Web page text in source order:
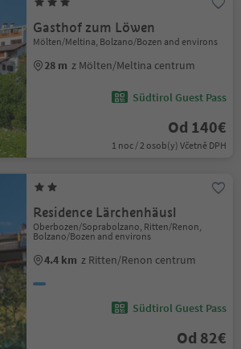
Gasthof zum Löwen
Mölten/Meltina, Bolzano/Bozen and environs
28 m z Mölten/Meltina centrum
Südtirol Guest Pass
Od 140€
1 noc / 2 osob(y) Včetně DPH
Residence Lärchenhäusl
Oberbozen/Soprabolzano, Ritten/Renon,
Bolzano/Bozen and environs
4.4 km z Ritten/Renon centrum
Südtirol Guest Pass
Od 82€